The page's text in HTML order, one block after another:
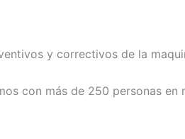
y correctivos de la
con más de 250 personas en